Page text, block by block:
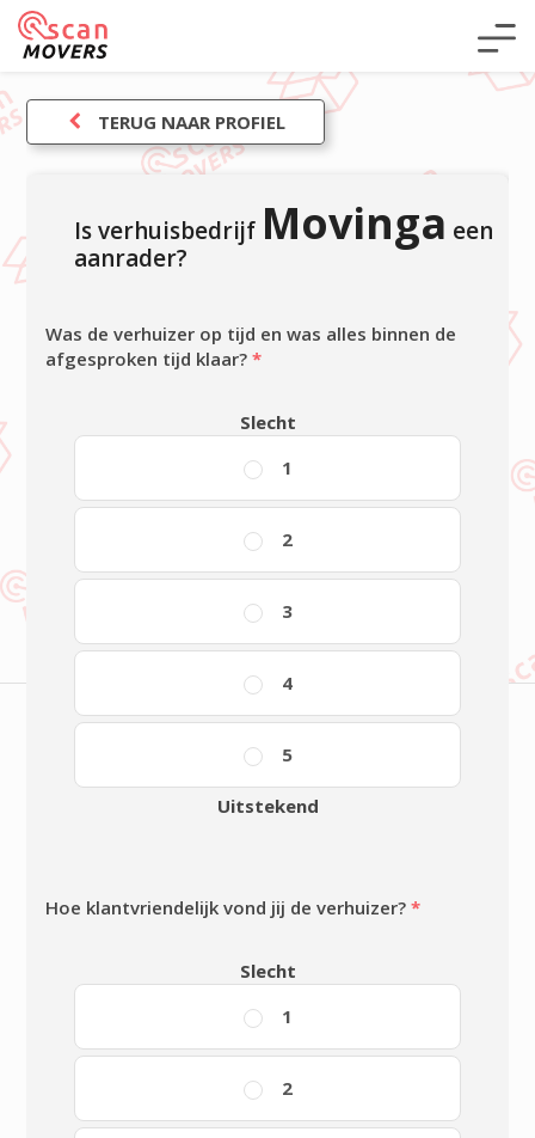
TERUG NAAR PROFIEL
Is verhuisbedrijf Movinga een
aanrader?
Was de verhuizer op tijd en was alles binnen de
afgesproken tijd klaar?*
Slecht
1
2
3
4
5
Uitstekend
Hoe klantvriendelijk vond jij de verhuizer?*
Slecht
1
2